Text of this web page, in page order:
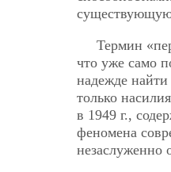
существующую
Термин
что уже само
надежде
только
в 1949 г.,
феномена